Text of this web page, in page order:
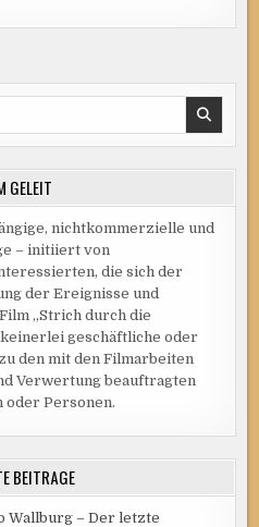
GELEIT
nichtkommerzielle und
– initiiert von
die sich der
der Ereignisse und
„Strich durch die
keinerlei geschäftliche oder
den mit den Filmarbeiten
Verwertung beauftragten
Personen.
BEITRÄGE
Wallburg – Der letzte